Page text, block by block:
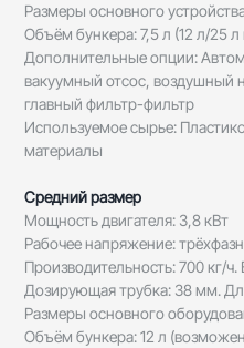
Размеры основного
Объём бункера: 7,5 л (12 л/25
Дополнительные опции:
вакуумный отсос, воздушный
главный фильтр-фильтр
Используемое сырье:
материалы
Средний размер
Мощность двигателя: 3,8 кВт
Рабочее напряжение:
Производительность: 700 кг/
Дозирующая трубка: 38 мм.
Размеры основного
Объём бункера: 12 л